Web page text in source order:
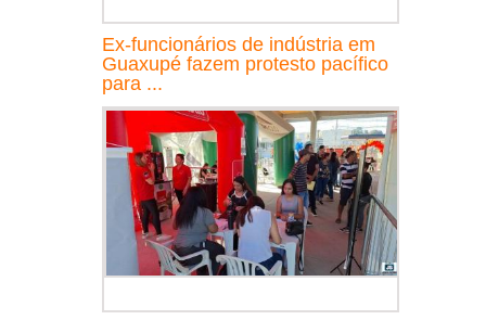
Ex-funcionários de indústria em
Guaxupé fazem protesto pacífico
para ...